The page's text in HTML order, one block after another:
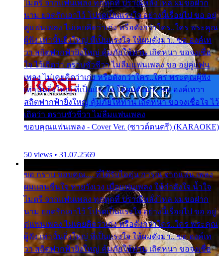
ไมตรี จากแฟนเพลง ทุกทุกที่ ปราณีหลั่งไหล ผมขอฝาก
นาม ยอดรักเอาไว้ โปรดเป็นแรงใจ อย่างนี้เรื่อยไป ขอ อยู่
คู่แฟนเพลง ไม่เคยคิดว่าเก่ง หรือดังกว่าใคร..ใคร พระคุณ
ผู้ฟัง เท่านั้นยิ่งใหญ่ ที่เป็นแรงใจ ให้ผมดังมา.. ขอ องค์เท
วา สถิตฟากฟ้ายิ่งใหญ่ คุ้มภัยให้ท่าน เถิดหนา ขอจงเชื่อ
ใจ ไว้เถิดว่า ตราบชั่วชีวา ไม่ลืมแฟนเพลง ขอ อยู่คู่แฟน
เพลง ไม่เคยคิดว่าเก่ง หรือดังกว่าใคร..ใคร พระคุณผู้ฟัง
เท่านั้นยิ่งใหญ่ ที่เป็นแรงใจ ให้ผมดังมา.. ขอ องค์เทวา
สถิตฟากฟ้ายิ่งใหญ่ คุ้มภัยให้ท่าน เถิดหนา ขอจงเชื่อใจ ไว้
เถิดว่า ตราบชั่วชีวา ไม่ลืมแฟนเพลง
ขอบคุณแฟนเพลง - Cover Ver. (ซาวด์ดนตรี) (KARAOKE)
50 views • 31.07.2569
ขอ กราบ ขอบคุณ.... ที่ได้รับไออุ่น การุณ จากแฟน เพลง
ผมแสนชื่นใจ หายวังเวง เมื่อแฟนเพลง ให้กำลังใจ น้ำใจ
ไมตรี จากแฟนเพลง ทุกทุกที่ ปราณีหลั่งไหล ผมขอฝาก
นาม ยอดรักเอาไว้ โปรดเป็นแรงใจ อย่างนี้เรื่อยไป ขอ อยู่
คู่แฟนเพลง ไม่เคยคิดว่าเก่ง หรือดังกว่าใคร..ใคร พระคุณ
ผู้ฟัง เท่านั้นยิ่งใหญ่ ที่เป็นแรงใจ ให้ผมดังมา.. ขอ องค์เท
วา สถิตฟากฟ้ายิ่งใหญ่ คุ้มภัยให้ท่าน เถิดหนา ขอจงเชื่อ